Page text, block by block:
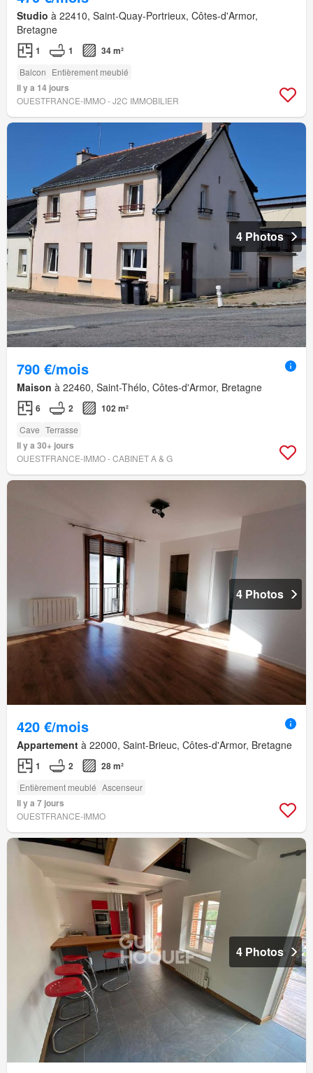
Studio à 22410, Saint-Quay-Portrieux, Côtes-d'Armor,
Bretagne
1 1 34 m²
Balcon Entièrement meublé
Il y a 14 jours
OUESTFRANCE-IMMO - J2C IMMOBILIER
4 Photos
790 €/mois
Maison à 22460, Saint-Thélo, Côtes-d'Armor, Bretagne
6 2 102 m²
Cave Terrasse
Il y a 30+ jours
OUESTFRANCE-IMMO - CABINET A & G
4 Photos
420 €/mois
Appartement à 22000, Saint-Brieuc, Côtes-d'Armor, Bretagne
1 2 28 m²
Entièrement meublé Ascenseur
Il y a 7 jours
OUESTFRANCE-IMMO
4 Photos